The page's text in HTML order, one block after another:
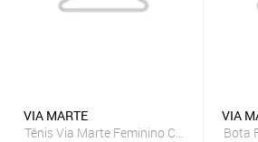
VIA MARTE
Tênis Via Marte Feminino Casual Urbano
VIA
Bota